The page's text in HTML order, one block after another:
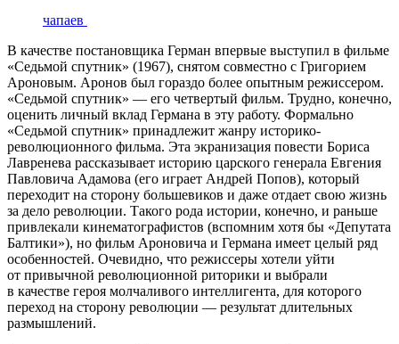
чапаев
В качестве постановщика Герман впервые выступил в фильме
«Седьмой спутник» (1967), снятом совместно с Григорием
Ароновым. Аронов был гораздо более опытным режиссером.
«Седьмой спутник» — его четвертый фильм. Трудно, конечно,
оценить личный вклад Германа в эту работу. Формально
«Седьмой спутник» принадлежит жанру историко-
революционного фильма. Эта экранизация повести Бориса
Лавренева рассказывает историю царского генерала Евгения
Павловича Адамова (его играет Андрей Попов), который
переходит на сторону большевиков и даже отдает свою жизнь
за дело революции. Такого рода истории, конечно, и раньше
привлекали кинематографистов (вспомним хотя бы «Депутата
Балтики»), но фильм Ароновича и Германа имеет целый ряд
особенностей. Очевидно, что режиссеры хотели уйти
от привычной революционной риторики и выбрали
в качестве героя молчаливого интеллигента, для которого
переход на сторону революции — результат длительных
размышлений.